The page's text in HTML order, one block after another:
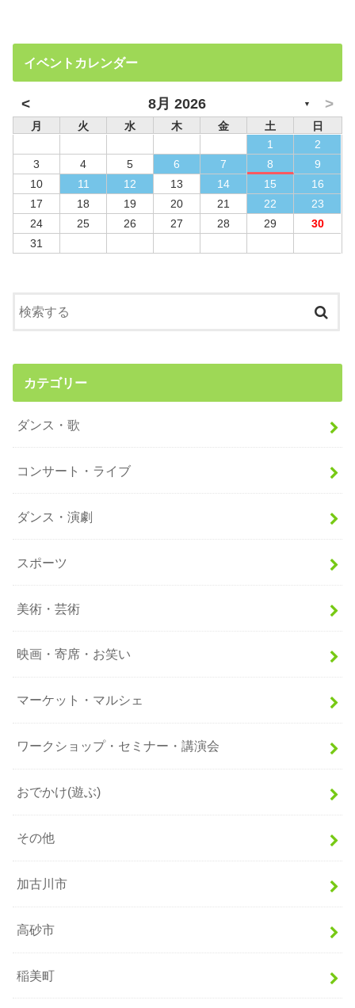
イベントカレンダー
< 8月 2026 ▼ >
月 火 水 木 金 土
日
1
2
3
4 5 6 7 8
9
10
11 12 13 14 15
16
17
18 19 20 21 22
23
24
25 26 27 28 29
30
31
カテゴリー
ダンス・歌
コンサート・ライブ
ダンス・演劇
スポーツ
美術・芸術
映画・寄席・お笑い
マーケット・マルシェ
ワークショップ・セミナー・講演会
おでかけ(遊ぶ)
その他
加古川市
高砂市
稲美町